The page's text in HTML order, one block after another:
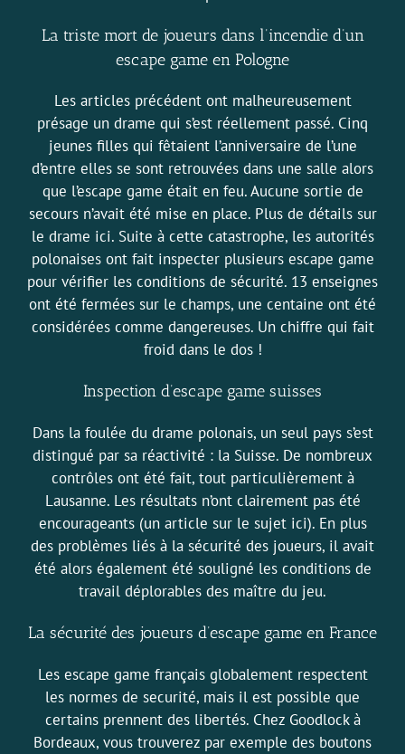
La triste mort de joueurs dans l’incendie d’un
escape game en Pologne
Les articles précédent ont malheureusement
présage un drame qui s’est réellement passé. Cinq
jeunes filles qui fêtaient l’anniversaire de l’une
d’entre elles se sont retrouvées dans une salle alors
que l’escape game était en feu. Aucune sortie de
secours n’avait été mise en place. Plus de détails sur
le drame ici. Suite à cette catastrophe, les autorités
polonaises ont fait inspecter plusieurs escape game
pour vérifier les conditions de sécurité. 13 enseignes
ont été fermées sur le champs, une centaine ont été
considérées comme dangereuses. Un chiffre qui fait
froid dans le dos !
Inspection d’escape game suisses
Dans la foulée du drame polonais, un seul pays s’est
distingué par sa réactivité : la Suisse. De nombreux
contrôles ont été fait, tout particulièrement à
Lausanne. Les résultats n’ont clairement pas été
encourageants (un article sur le sujet ici). En plus
des problèmes liés à la sécurité des joueurs, il avait
été alors également été souligné les conditions de
travail déplorables des maître du jeu.
La sécurité des joueurs d’escape game en France
Les escape game français globalement respectent
les normes de securité, mais il est possible que
certains prennent des libertés. Chez Goodlockà
Bordeaux, vous trouverez par exemple des boutons